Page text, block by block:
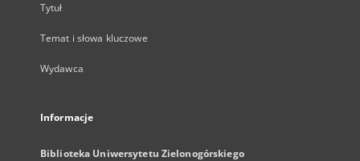
Tytuł
Temat i słowa kluczowe
Wydawca
Informacje
Biblioteka Uniwersytetu Zielonogórskiego